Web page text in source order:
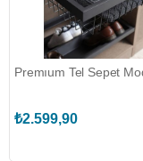
₺2.599,90